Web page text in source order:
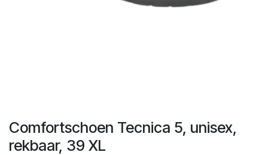
Comfortschoen Tecnica 5, unisex,
rekbaar, 39 XL